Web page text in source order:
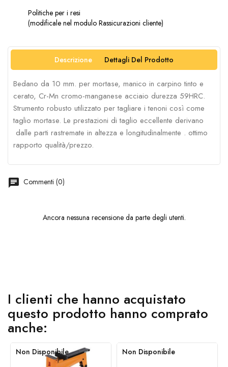
Politiche per i resi
(modificale nel modulo Rassicurazioni cliente)
Descrizione Dettagli Del Prodotto
Bedano da 10 mm. per mortase, manico in carpino tinto e
cerato, Cr-Mn cromo-manganese acciaio durezza 59HRC.
Strumento robusto utilizzato per tagliare i tenoni così come
taglio mortase. Le prestazioni di taglio eccellente derivano
dalle parti rastremate in altezza e longitudinalmente . ottimo
rapporto qualità/prezzo.
chat Commenti (0)
Ancora nessuna recensione da parte degli utenti.
I clienti che hanno acquistato
questo prodotto hanno comprato
anche:
Non Disponibile Non Disponibile